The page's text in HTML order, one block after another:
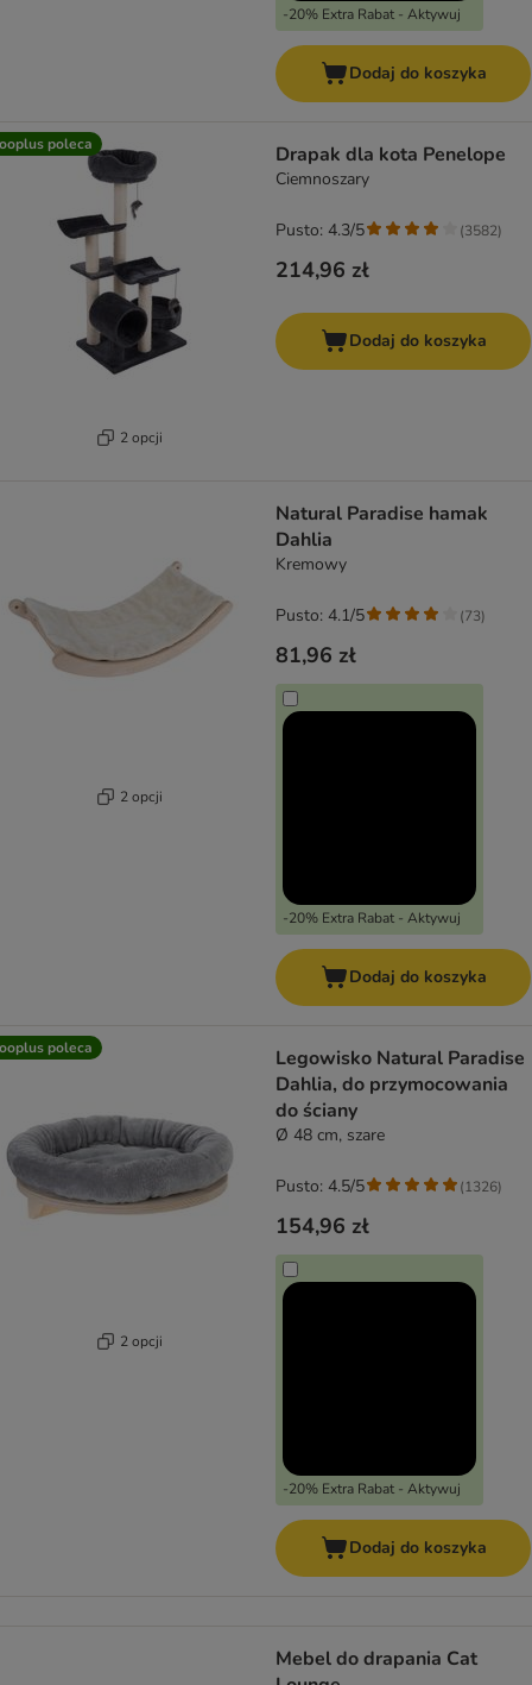
-20% Extra Rabat - Aktywuj
Dodaj do koszyka
poleca
2 opcji
Drapak dla kota Penelope
Ciemnoszary
214,96 zł
Pusto: 4.3/5 (3582)
Dodaj do koszyka
2 opcji
Natural Paradise hamak
Dahlia
Kremowy
81,96 zł
-20% Extra Rabat - Aktywuj
Pusto: 4.1/5 (73)
Dodaj do koszyka
poleca
2 opcji
Legowisko Natural Paradise
Dahlia, do przymocowania
do ściany
Ø 48 cm, szare
154,96 zł
-20% Extra Rabat - Aktywuj
Pusto: 4.5/5 (1326)
Dodaj do koszyka
Mebel do drapania Cat